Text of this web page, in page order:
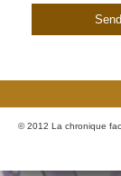
© 2012 La chronique